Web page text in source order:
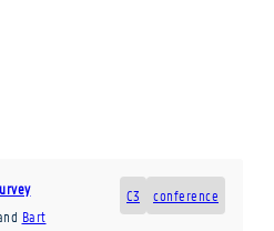
C3 conference
Bart